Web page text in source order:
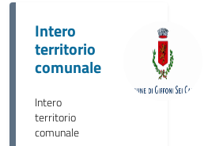
Intero
territorio
comunale
Intero
territorio
comunale